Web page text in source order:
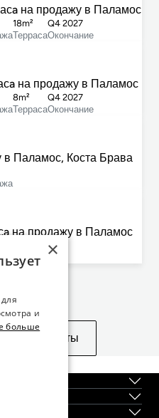
на продажу в Паламос
Терраса
18m²
Окончание
Q4 2027
на продажу в Паламос
Терраса
8m²
Окончание
Q4 2027
в Паламос, Коста Брава
на продажу в Паламос
Терраса
искали?
объекты
×
и
больше